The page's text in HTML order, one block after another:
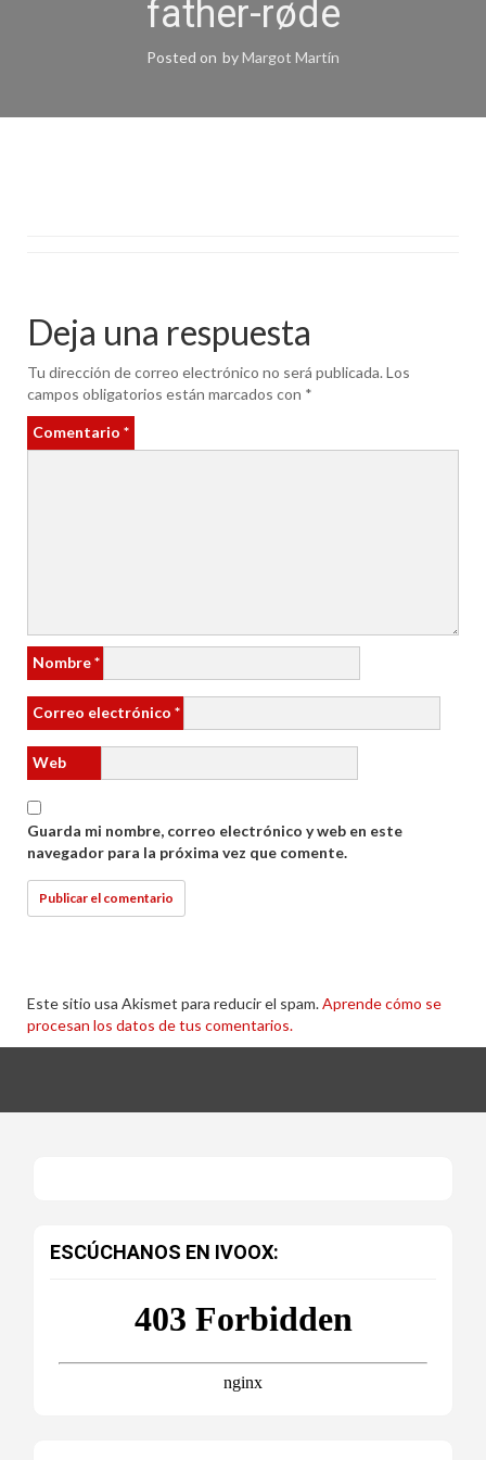
father-røde
Posted on byMargot Martín
Deja una respuesta
Tu dirección de correo electrónico no será publicada.Los
campos obligatorios están marcados con *
Comentario *
Nombre*
Correo electrónico *
Web
Guarda mi nombre, correo electrónico y web en este
navegador para la próxima vez que comente.
Este sitio usa Akismet para reducir el spam.Aprende cómo se
procesan los datos de tus comentarios.
ESCÚCHANOS EN IVOOX: